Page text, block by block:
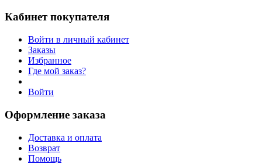
Кабинет покупателя
Войти в личный кабинет
Заказы
Избранное
Где мой заказ?
Войти
Оформление заказа
Доставка и оплата
Возврат
Помощь